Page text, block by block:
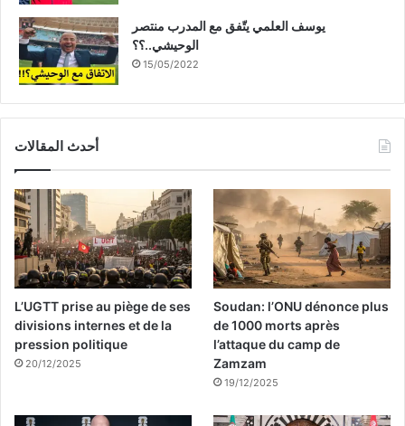
يوسف العلمي يتّفق مع المدرب منتصر
الوحيشي..؟؟
15/05/2022
أحدث المقالات
L’UGTT prise au piège de ses
divisions internes et de la
pression politique
20/12/2025
Soudan: l’ONU dénonce plus
de 1000 morts après
l’attaque du camp de
Zamzam
19/12/2025